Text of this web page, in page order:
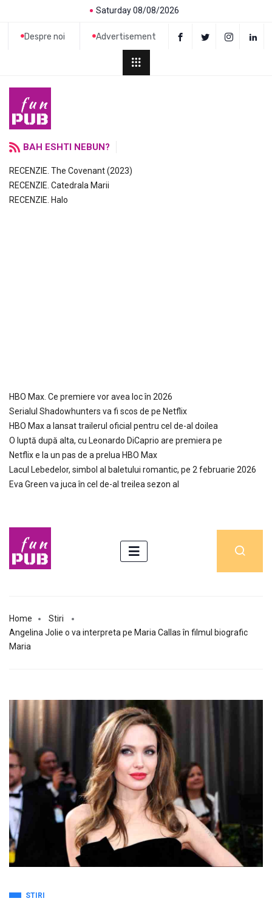
Saturday 08/08/2026
Despre noi Advertisement
BAH ESHTI NEBUN?
RECENZIE. The Covenant (2023)
RECENZIE. Catedrala Marii
RECENZIE. Halo
HBO Max. Ce premiere vor avea loc în 2026
Serialul Shadowhunters va fi scos de pe Netflix
HBO Max a lansat trailerul oficial pentru cel de-al doilea
O luptă după alta, cu Leonardo DiCaprio are premiera pe
Netflix e la un pas de a prelua HBO Max
Lacul Lebedelor, simbol al baletului romantic, pe 2 februarie 2026
Eva Green va juca în cel de-al treilea sezon al
Home
Stiri
Angelina Jolie o va interpreta pe Maria Callas în filmul biografic
Maria
STIRI